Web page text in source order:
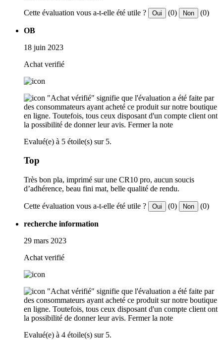
Cette évaluation vous a-t-elle été utile ? Oui (0) Non (0)
OB
18 juin 2023
Achat verifié
"Achat vérifié" signifie que l'évaluation a été faite par
des consommateurs ayant acheté ce produit sur notre boutique
en ligne. Toutefois, tous ceux disposant d'un compte client ont
la possibilité de donner leur avis. Fermer la note
Evalué(e) à 5 étoile(s) sur 5.
Top
Très bon pla, imprimé sur une CR10 pro, aucun soucis
d’adhérence, beau fini mat, belle qualité de rendu.
Cette évaluation vous a-t-elle été utile ? Oui (0) Non (0)
recherche information
29 mars 2023
Achat verifié
"Achat vérifié" signifie que l'évaluation a été faite par
des consommateurs ayant acheté ce produit sur notre boutique
en ligne. Toutefois, tous ceux disposant d'un compte client ont
la possibilité de donner leur avis. Fermer la note
Evalué(e) à 4 étoile(s) sur 5.